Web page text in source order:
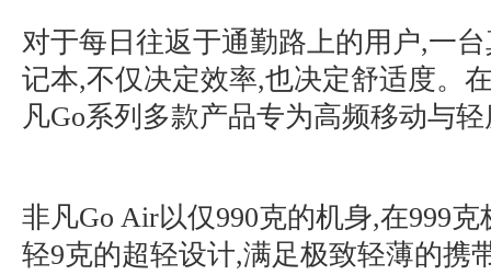
对于每日往返于通勤路上的用户,一
记本,不仅决定效率,也决定舒适度。
凡Go系列多款产品专为高频移动与
非凡Go Air以仅990克的机身,在999
轻9克的超轻设计,满足极致轻薄的携